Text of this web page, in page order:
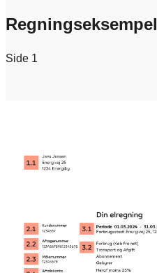
Regningseksempel
Side 1